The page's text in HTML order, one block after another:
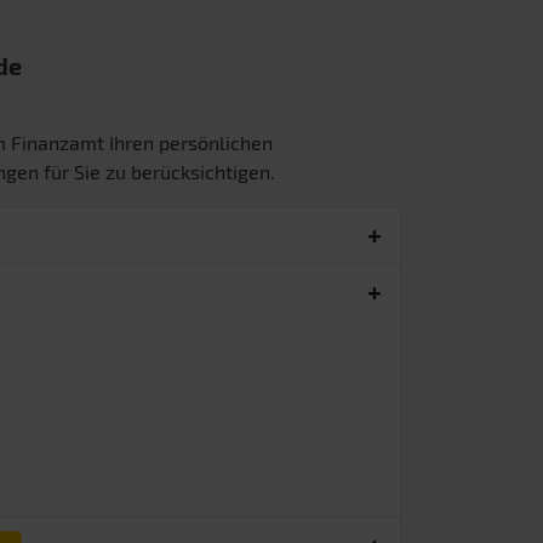
Finanzamt Ihren persönlichen
für Sie zu berücksichtigen.